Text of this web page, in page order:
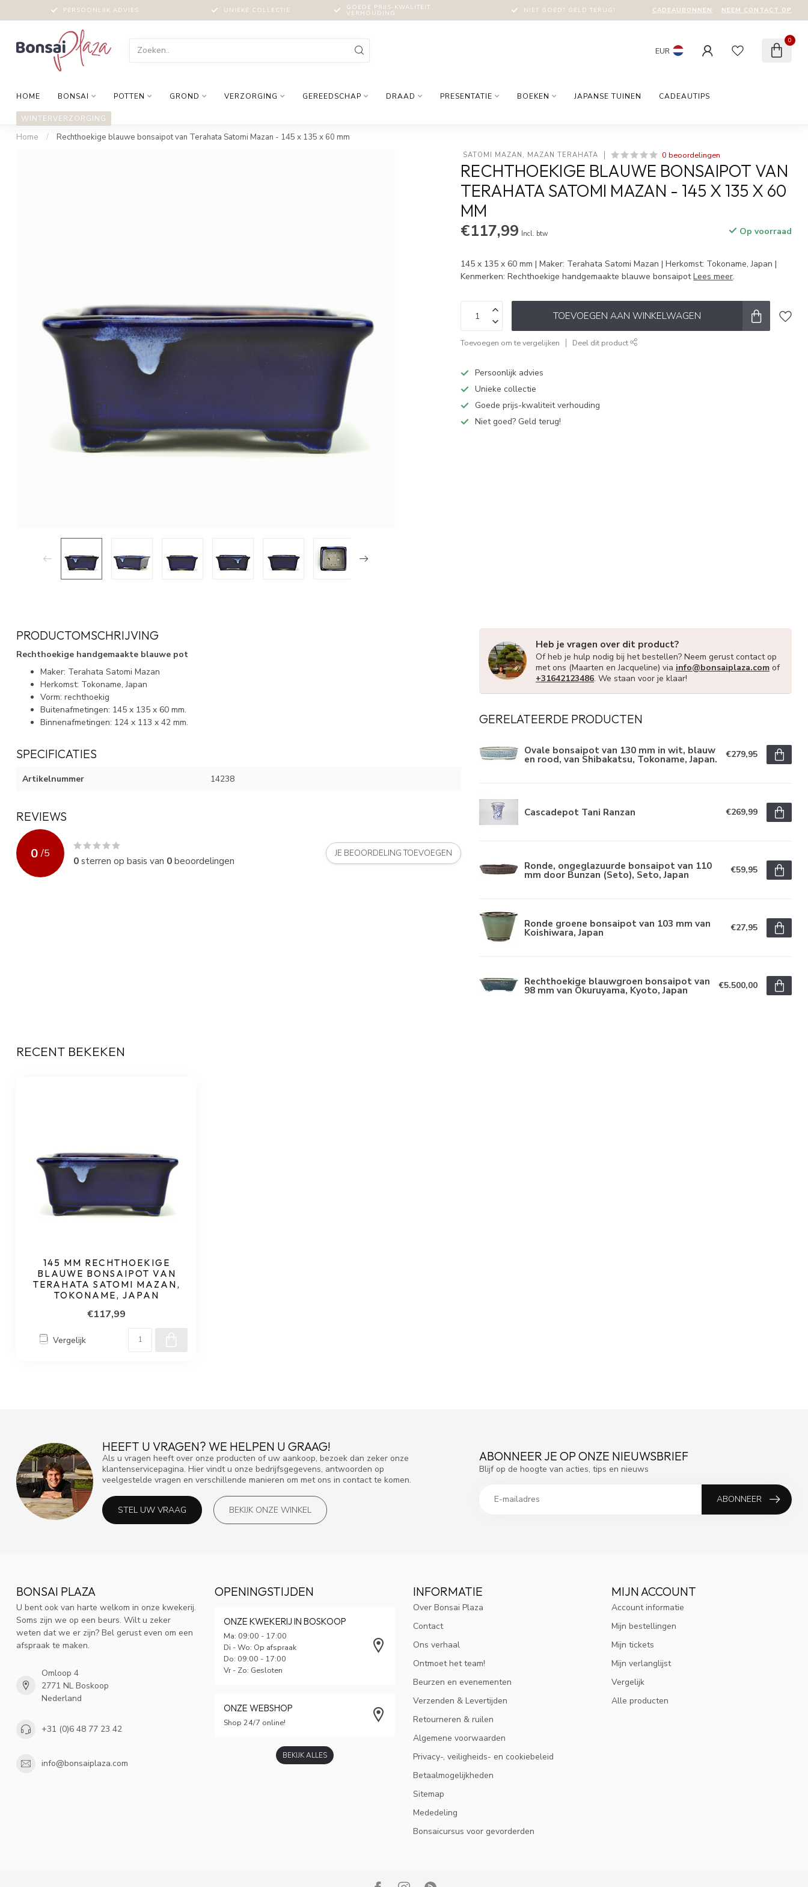
PERSOONLIJK ADVIES UNIEKE COLLECTIE GOEDE PRIJS-KWALITEIT
VERHOUDING NIET GOED? GELD TERUG! CADEAUBONNEN NEEM CONTACT OP
EUR
0
HOME BONSAI POTTEN GROND VERZORGING GEREEDSCHAP DRAAD PRESENTATIE BOEKEN JAPANSE TUINEN CADEAUTIPS
WINTERVERZORGING
Home / Rechthoekige blauwe bonsaipot van Terahata Satomi Mazan - 145 x 135 x 60 mm
SATOMI MAZAN, MAZAN TERAHATA 0 beoordelingen
RECHTHOEKIGE BLAUWE BONSAIPOT VAN
TERAHATA SATOMI MAZAN - 145 X 135 X 60
MM
€117,99 Incl. btw Op voorraad
145 x 135 x 60 mm | Maker: Terahata Satomi Mazan | Herkomst: Tokoname, Japan |
Kenmerken: Rechthoekige handgemaakte blauwe bonsaipotLees meer.
TOEVOEGEN AAN WINKELWAGEN
Toevoegen om te vergelijken Deel dit product
Persoonlijk advies
Unieke collectie
Goede prijs-kwaliteit verhouding
Niet goed? Geld terug!
PRODUCTOMSCHRIJVING
Rechthoekige handgemaakte blauwe pot
Maker: Terahata Satomi Mazan
Herkomst: Tokoname, Japan
Vorm: rechthoekig
Buitenafmetingen: 145 x 135 x 60 mm.
Binnenafmetingen: 124 x 113 x 42 mm.
SPECIFICATIES
Artikelnummer 14238
REVIEWS
0 /5
0sterren op basis van 0beoordelingen
JE BEOORDELING TOEVOEGEN
Heb je vragen over dit product?
Of heb je hulp nodig bij het bestellen? Neem gerust contact op
met ons (Maarten en Jacqueline) via info@bonsaiplaza.com of
+31642123486. We staan voor je klaar!
GERELATEERDE PRODUCTEN
Ovale bonsaipot van 130 mm in wit, blauw
en rood, van Shibakatsu, Tokoname, Japan. €279,95
Cascadepot Tani Ranzan €269,99
Ronde, ongeglazuurde bonsaipot van 110
mm door Bunzan (Seto), Seto, Japan €59,95
Ronde groene bonsaipot van 103 mm van
Koishiwara, Japan €27,95
Rechthoekige blauwgroen bonsaipot van
98 mm van Okuruyama, Kyoto, Japan €5.500,00
RECENT BEKEKEN
145 MM RECHTHOEKIGE
BLAUWE BONSAIPOT VAN
TERAHATA SATOMI MAZAN,
TOKONAME, JAPAN
€117,99
Vergelijk
HEEFT U VRAGEN? WE HELPEN U GRAAG!
Als u vragen heeft over onze producten of uw aankoop, bezoek dan zeker onze
klantenservicepagina. Hier vindt u onze bedrijfsgegevens, antwoorden op
veelgestelde vragen en verschillende manieren om met ons in contact te komen.
STEL UW VRAAG BEKIJK ONZE WINKEL
ABONNEER JE OP ONZE NIEUWSBRIEF
Blijf op de hoogte van acties, tips en nieuws
ABONNEER
BONSAI PLAZA
U bent ook van harte welkom in onze kwekerij.
Soms zijn we op een beurs. Wilt u zeker
weten dat we er zijn? Bel gerust even om een
afspraak te maken.
Omloop 4
2771 NL Boskoop
Nederland
+31 (0)6 48 77 23 42
info@bonsaiplaza.com
OPENINGSTIJDEN
ONZE KWEKERIJ IN BOSKOOP
Ma: 09:00 - 17:00
Di - Wo: Op afspraak
Do: 09:00 - 17:00
Vr - Zo: Gesloten
ONZE WEBSHOP
Shop 24/7 online!
BEKIJK ALLES
INFORMATIE
Over Bonsai Plaza
Contact
Ons verhaal
Ontmoet het team!
Beurzen en evenementen
Verzenden & Levertijden
Retourneren & ruilen
Algemene voorwaarden
Privacy-, veiligheids- en cookiebeleid
Betaalmogelijkheden
Sitemap
Mededeling
Bonsaicursus voor gevorderden
MIJN ACCOUNT
Account informatie
Mijn bestellingen
Mijn tickets
Mijn verlanglijst
Vergelijk
Alle producten